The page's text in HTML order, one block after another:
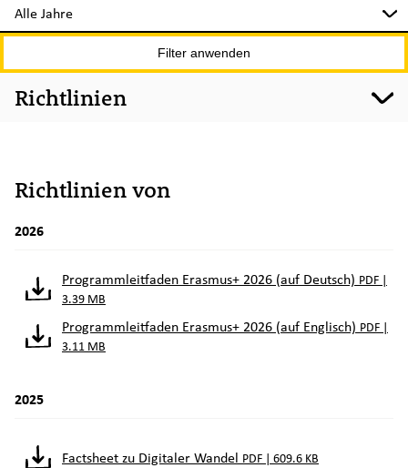
Filter anwenden
Richtlinien
Richtlinien von
2026
Programmleitfaden Erasmus+ 2026 (auf Deutsch) PDF |
3.39 MB
Programmleitfaden Erasmus+ 2026 (auf Englisch) PDF |
3.11 MB
2025
Factsheet zu Digitaler Wandel PDF | 609.6 KB